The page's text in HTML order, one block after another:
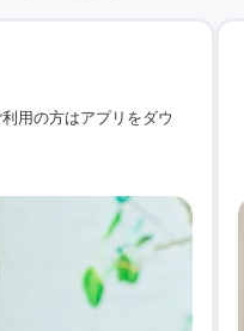
用の方はアプリをダウ